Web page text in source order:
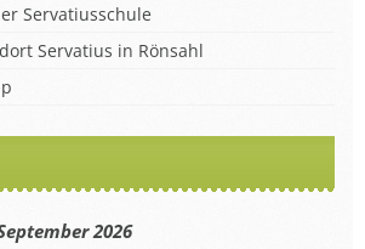
Servatiusschule
Servatius in Rönsahl
2026